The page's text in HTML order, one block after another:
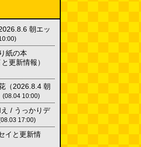
見る旅
セイと更新情
10:00)
ない（傑作選）
みた「詩の朗
リーポータル
朝エッ
紙の本
更新情報）
（2026.8.4 朝
(08.04 10:00)
/ うっかりデ
17:00)
イと更新情